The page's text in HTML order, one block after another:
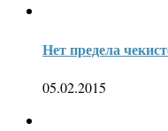
Нет предела
05.02.2015